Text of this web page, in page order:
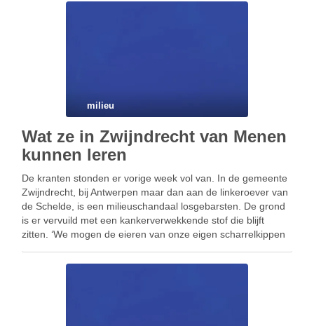
milieu
Wat ze in Zwijndrecht van Menen
kunnen leren
De kranten stonden er vorige week vol van. In de gemeente
Zwijndrecht, bij Antwerpen maar dan aan de linkeroever van
de Schelde, is een milieuschandaal losgebarsten. De grond
is er vervuild met een kankerverwekkende stof die blijft
zitten. ‘We mogen de eieren van onze eigen scharrelkippen